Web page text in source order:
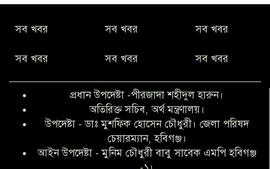
অনিয়ম ও জালিয়াতির আশ্রয় নিয়ে মেয়েকে
ফারুক মাস্টার
আব্দুল হক তালুকদার ফাউন্ডেশন মানবতার
শিকড় ছুঁই ছুঁই,ফরজুন আক্তার মনি
সব খবর সব খবর সব খবর
সব খবর সব খবর সব খবর
প্রধান উপদেষ্টা -পীরজাদা শহীদুল হারুন।
অতিরিক্ত সচিব, অর্থ মন্ত্রণালয়।
উপদেষ্টা - ডাঃ মুশফিক হোসেন চৌধুরী। জেলা পরিষদ
চেয়ারম্যান, হবিগঞ্জ।
আইন উপদেষ্টা - মুনিম চৌধুরী বাবু সাবেক এমপি হবিগঞ্জ